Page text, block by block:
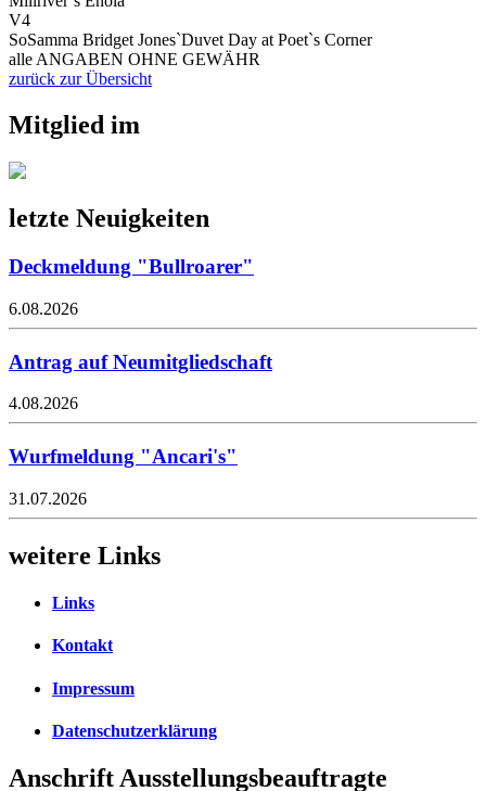
V4
SoSamma Bridget Jones`Duvet Day at Poet`s Corner
alle ANGABEN OHNE GEWÄHR
zurück zur Übersicht
Mitglied im
letzte Neuigkeiten
Deckmeldung "Bullroarer"
6.08.2026
Antrag auf Neumitgliedschaft
4.08.2026
Wurfmeldung "Ancari's"
31.07.2026
weitere Links
Links
Kontakt
Impressum
Datenschutzerklärung
Anschrift Ausstellungsbeauftragte